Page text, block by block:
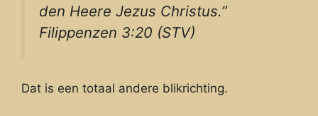
den Heere Jezus Christus.”
Filippenzen 3:20 (STV)
Dat is een totaal andere blikrichting.